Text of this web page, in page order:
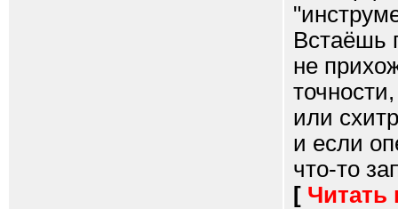
Встаёшь
не
или
и если
что-то
[ Читать